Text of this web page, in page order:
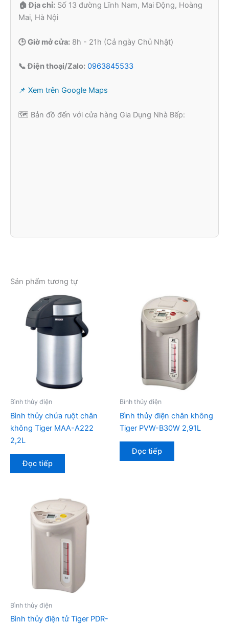
🏠 Địa chỉ: Số 13 đường Lĩnh Nam, Mai Động, Hoàng
Mai, Hà Nội
🕒 Giờ mở cửa: 8h - 21h (Cả ngày Chủ Nhật)
📞 Điện thoại/Zalo: 0963845533
📌 Xem trên Google Maps
🗺️ Bản đồ đến với cửa hàng Gia Dụng Nhà Bếp:
Sản phẩm tương tự
Bình thủy điện
Bình thủy chứa ruột chân
không Tiger MAA-A222
2,2L
Đọc tiếp
Bình thủy điện
Bình thủy điện chân không
Tiger PVW-B30W 2,91L
Đọc tiếp
Bình thủy điện
Bình thủy điện tử Tiger PDR-